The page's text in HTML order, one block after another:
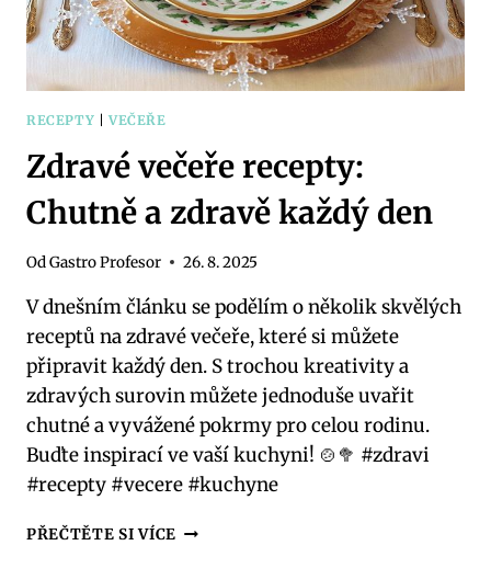
RECEPTY |VEČEŘE
Zdravé večeře recepty:
Chutně a zdravě každý den
OdGastro Profesor 26. 8. 2025
V dnešním článku se podělím o několik skvělých
receptů na zdravé večeře, které si můžete
připravit každý den. S trochou kreativity a
zdravých surovin můžete jednoduše uvařit
chutné a vyvážené pokrmy pro celou rodinu.
Buďte inspirací ve vaší kuchyni! 🍲🥦 #zdravi
#recepty #vecere #kuchyne
PŘEČTĚTE SI VÍCE ZDRAVÉ